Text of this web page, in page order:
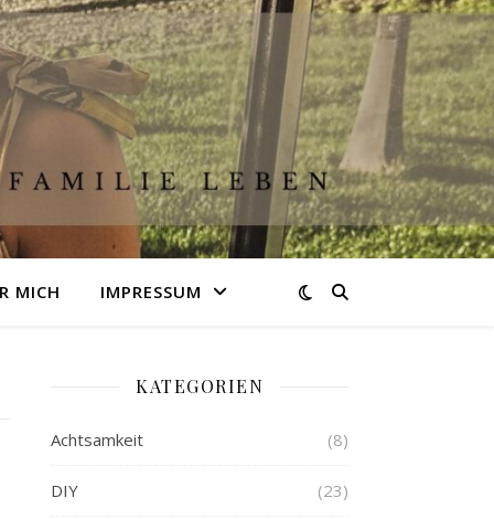
MICH IMPRESSUM
KATEGORIEN
Achtsamkeit (8)
DIY (23)